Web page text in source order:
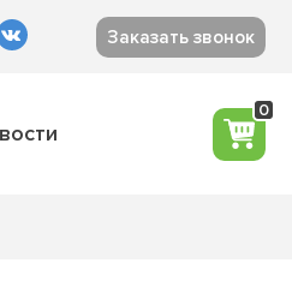
Заказать звонок
0